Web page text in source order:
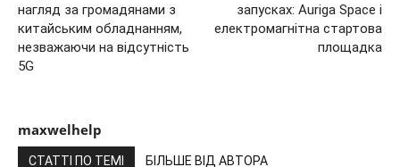
нагляд за громадянами з
китайським обладнанням,
незважаючи на відсутність
5G
запусках: Auriga Space і
електромагнітна стартова
площадка
maxwelhelp
СТАТТІ ПО ТЕМІ БІЛЬШЕ ВІД АВТОРА